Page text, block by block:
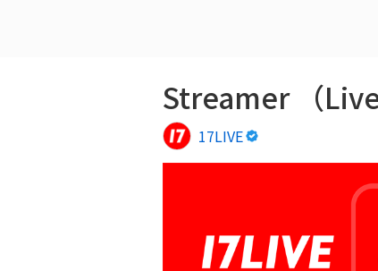
Streamer （
17LIVE